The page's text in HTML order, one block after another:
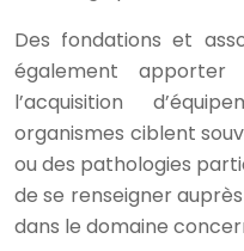
Des fondations et
également
l’acquisition
organismes ciblent
ou des pathologies
de se renseigner
dans le domaine